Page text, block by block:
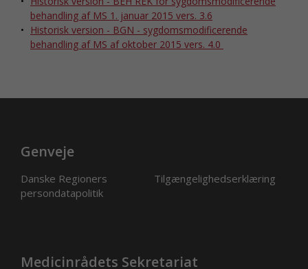
behandling af MS 1. januar 2015 vers. 3.6
Historisk version - BGN - sygdomsmodificerende
behandling af MS af oktober 2015 vers. 4.0
Genveje
Danske Regioners
persondatapolitik
Tilgængelighedserklæring
Medicinrådets Sekretariat